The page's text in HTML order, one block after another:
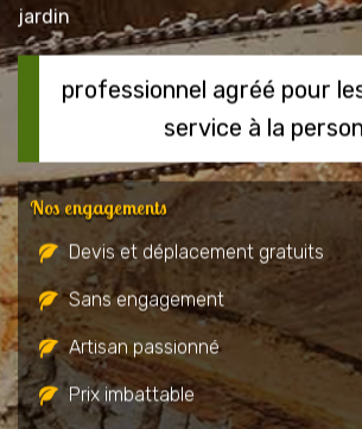
jardin
professionnel agréé pour
service à la
Nos engagements
Devis et déplacement gratuits
Sans engagement
Artisan passionné
Prix imbattable